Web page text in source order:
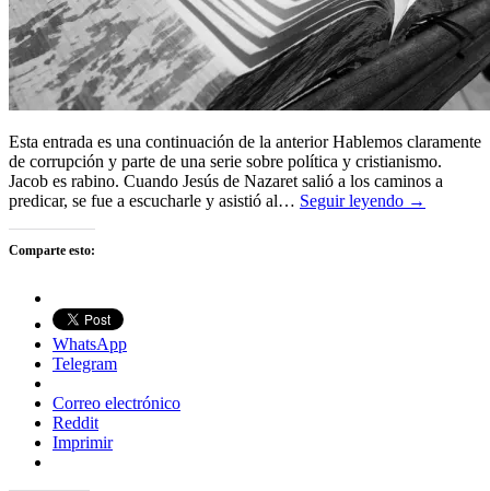
Esta entrada es una continuación de la anterior Hablemos claramente
de corrupción y parte de una serie sobre política y cristianismo.
Jacob es rabino. Cuando Jesús de Nazaret salió a los caminos a
predicar, se fue a escucharle y asistió al… Seguir leyendo →
Comparte esto:
WhatsApp
Telegram
Correo electrónico
Reddit
Imprimir